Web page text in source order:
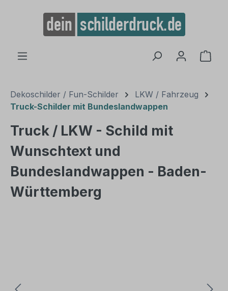
springen
Dekoschilder / Fun-Schilder
LKW / Fahrzeug
Truck-Schilder mit Bundeslandwappen
Truck / LKW - Schild mit
Wunschtext und
Bundeslandwappen - Baden-
Württemberg